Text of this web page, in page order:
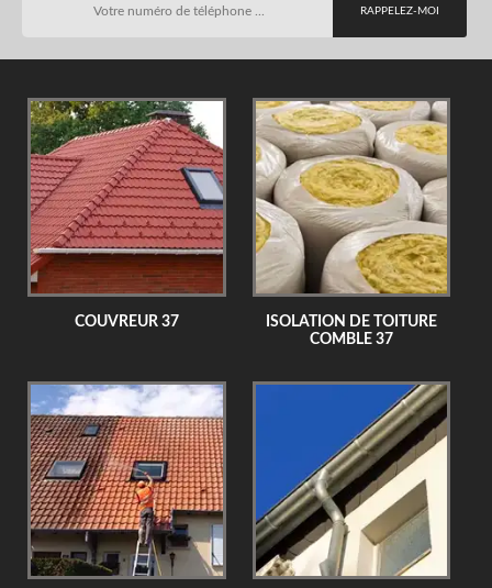
COUVREUR 37
ISOLATION DE TOITURE
COMBLE 37